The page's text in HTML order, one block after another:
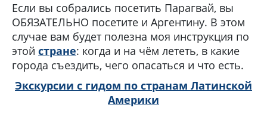
Если вы собрались посетить Парагвай, вы
ОБЯЗАТЕЛЬНО посетите и Аргентину. В этом
случае вам будет полезна моя инструкция по
этой стране: когда и на чём лететь, в какие
города съездить, чего опасаться и что есть.
Экскурсии с гидом по странам Латинской
Америки